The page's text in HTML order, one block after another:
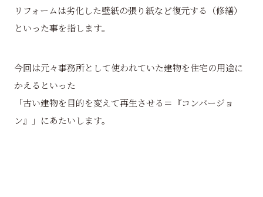
リフォームは劣化した壁紙の張り紙など復元する（修繕）
といった事を指します。
今回は元々事務所として使われていた建物を住宅の用途に
かえるといった
「古い建物を目的を変えて再生させる＝『コンバージョ
ン』」にあたいします。